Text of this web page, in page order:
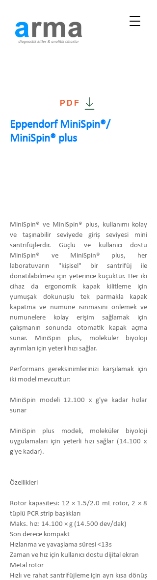
PDF
Eppendorf MiniSpin®/
MiniSpin® plus
MiniSpin® ve MiniSpin® plus, kullanımı kolay
ve taşınabilir seviyede giriş seviyesi mini
santrifüjlerdir. Güçlü ve kullanıcı dostu
MiniSpin® ve MiniSpin® plus, her
laboratuvarın "kişisel" bir santrifüj ile
donatılabilmesi için yeterince küçüktür. Her iki
cihaz da ergonomik kapak kilitleme için
yumuşak dokunuşlu tek parmakla kapak
kapatma ve numune ısınmasını önlemek ve
numunelere kolay erişim sağlamak için
çalışmanın sonunda otomatik kapak açma
sunar. MiniSpin plus, moleküler biyoloji
ayrımları için yeterli hızı sağlar.
Performans gereksinimlerinizi karşılamak için
iki model mevcuttur:
MiniSpin modeli 12.100 x g'ye kadar hızlar
sunar
MiniSpin plus modeli, moleküler biyoloji
uygulamaları için yeterli hızı sağlar (14.100 x
g'ye kadar).
Özellikleri
Rotor kapasitesi: 12 × 1.5/2.0 mL rotor, 2 × 8
tüplü PCR strip başlıkları
Maks. hız: 14.100 × g (14.500 dev/dak)
Son derece kompakt
Hızlanma ve yavaşlama süresi <13s
Zaman ve hız için kullanıcı dostu dijital ekran
Metal rotor
Hızlı ve rahat santrifüjleme için ayrı kısa dönüş